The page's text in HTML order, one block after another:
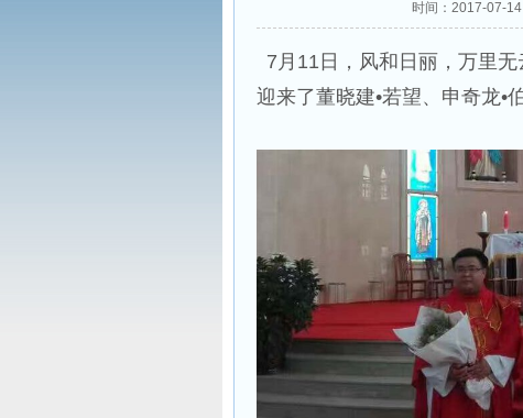
时间：2017-07-14
7月11日，风和日丽，万里
迎来了董晓建•若望、申